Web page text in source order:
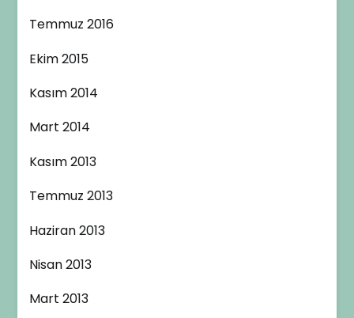
Temmuz 2016
Ekim 2015
Kasım 2014
Mart 2014
Kasım 2013
Temmuz 2013
Haziran 2013
Nisan 2013
Mart 2013